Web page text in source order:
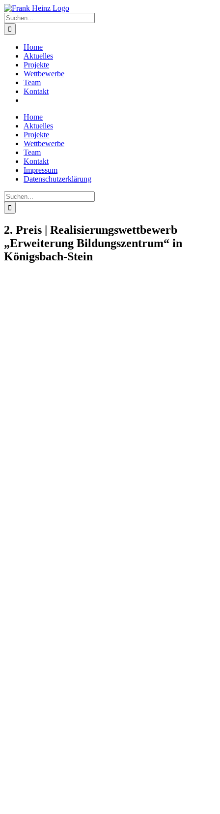
Zum
Inhalt
springen
Suche
nach:
Home
Aktuelles
Projekte
Wettbewerbe
Team
Kontakt
Home
Aktuelles
Projekte
Wettbewerbe
Team
Kontakt
Impressum
Datenschutzerklärung
Suche
nach:
2. Preis | Realisierungswettbewerb
„Erweiterung Bildungszentrum“ in
Königsbach-Stein